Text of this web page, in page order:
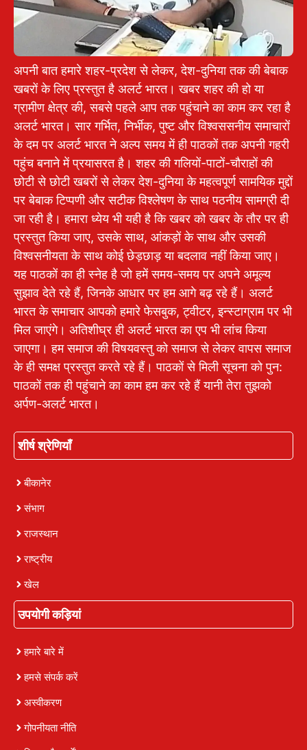
अपनी बात हमारे शहर-प्रदेश से लेकर, देश-दुनिया तक की बेबाक
खबरों के लिए प्रस्तुत है अलर्ट भारत। खबर शहर की हो या
ग्रामीण क्षेत्र की, सबसे पहले आप तक पहुंचाने का काम कर रहा है
अलर्ट भारत। सार गर्भित, निर्भीक, पुष्ट और विश्वससनीय समाचारों
के दम पर अलर्ट भारत ने अल्प समय में ही पाठकों तक अपनी गहरी
पहुंच बनाने में प्रयासरत है। शहर की गलियों-पाटों-चौराहों की
छोटी से छोटी खबरों से लेकर देश-दुनिया के महत्वपूर्ण सामयिक मुद्दों
पर बेबाक टिप्पणी और सटीक विश्लेषण के साथ पठनीय सामग्री दी
जा रही है। हमारा ध्येय भी यही है कि खबर को खबर के तौर पर ही
प्रस्तुत किया जाए, उसके साथ, आंकड़ों के साथ और उसकी
विश्वसनीयता के साथ कोई छेड़छाड़ या बदलाव नहीं किया जाए।
यह पाठकों का ही स्नेह है जो हमें समय-समय पर अपने अमूल्य
सुझाव देते रहे हैं, जिनके आधार पर हम आगे बढ़ रहे हैं। अलर्ट
भारत के समाचार आपको हमारे फेसबुक, ट्वीटर, इन्स्टाग्राम पर भी
मिल जाएंगे। अतिशीघ्र ही अलर्ट भारत का एप भी लांच किया
जाएगा। हम समाज की विषयवस्तु को समाज से लेकर वापस समाज
के ही समक्ष प्रस्तुत करते रहे हैं। पाठकों से मिली सूचना को पुन:
पाठकों तक ही पहुंचाने का काम हम कर रहे हैं यानी तेरा तुझको
अर्पण-अलर्ट भारत।
शीर्ष श्रेणियाँ
बीकानेर
संभाग
राजस्थान
राष्ट्रीय
खेल
उपयोगी कड़ियां
हमारे बारे में
हमसे संपर्क करें
अस्वीकरण
गोपनीयता नीति